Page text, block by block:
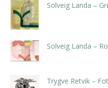
Solveig Landa –
Solveig Landa –
Trygve Retvik –